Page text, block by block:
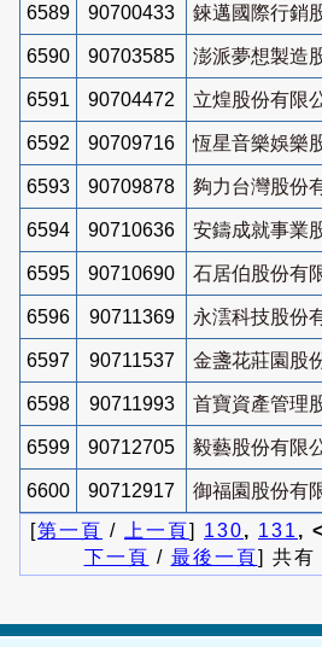
6589 90700433 錸邁國際行銷
6590 90703585 澎派夢想製造
6591 90704472 立煌股份有限
6592 90709716 恆星音樂娛樂
6593 90709878 夠力台灣股份
6594 90710636 安鑄成就事業
6595 90710690 石居伯股份有
6596 90711369 永澐科技股份
6597 90711537 金盞花莊園股
6598 90711993 首寶資產管理
6599 90712705 毅藝股份有限
6600 90712917
御福園股份有
[第一頁 / 上一頁] 130, 131 ,
下一頁 / 最後一頁] 共有